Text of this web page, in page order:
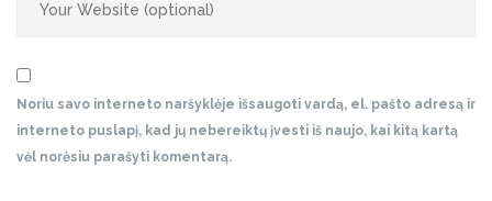
Noriu savo interneto naršyklėje išsaugoti vardą, el. pašto adresą ir
interneto puslapį, kad jų nebereiktų įvesti iš naujo, kai kitą kartą
vėl norėsiu parašyti komentarą.